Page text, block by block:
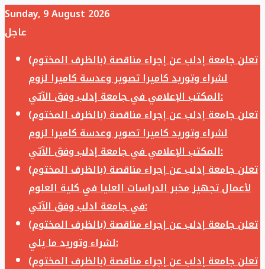
Sunday, 9 August 2026
عاجل
تعلن جامعة إدلب عن إجراء مناقصة (بالظرف المختوم)
لشراء وتوريد كاميرا تصوير وعدسة كاميرا لزوم
المكتب الإعلامي في جامعة إدلب وفق الآتي:
تعلن جامعة إدلب عن إجراء مناقصة (بالظرف المختوم)
لشراء وتوريد كاميرا تصوير وعدسة كاميرا لزوم
المكتب الإعلامي في جامعة إدلب وفق الآتي:
تعلن جامعة إدلب عن إجراء مناقصة (بالظرف المختوم)
لأعمال تجهيز مخبر الدراسات العليا في كلية العلوم
في جامعة ادلب وفق الآتي:
تعلن جامعة إدلب عن إجراء مناقصة (بالظرف المختوم)
لشراء وتوريد ما يلي:
تعلن جامعة إدلب عن إجراء مناقصة (بالظرف المختوم)